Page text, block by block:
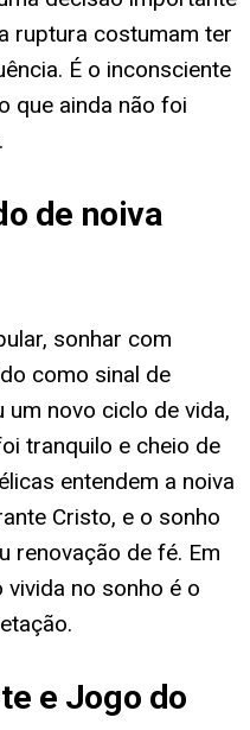
ruptura costumam ter
É o inconsciente
que ainda não foi
de noiva
sonhar com
como sinal de
um novo ciclo de vida,
tranquilo e cheio de
entendem a noiva
Cristo, e o sonho
renovação de fé. Em
no sonho é o
e Jogo do